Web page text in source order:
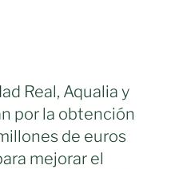
Real, Aqualia y
por la obtención
de euros
mejorar el